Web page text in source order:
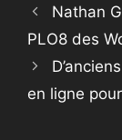
Nathan
PLO8 des
en ligne